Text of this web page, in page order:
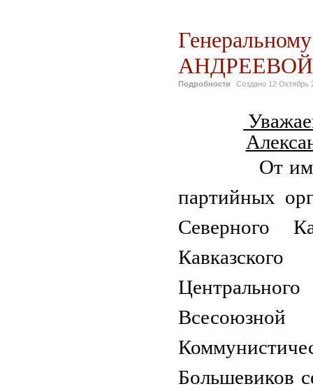
Подробности Создано 12 Октябрь
От имени
партийных
Северного
Всесоюзной
Большевиков